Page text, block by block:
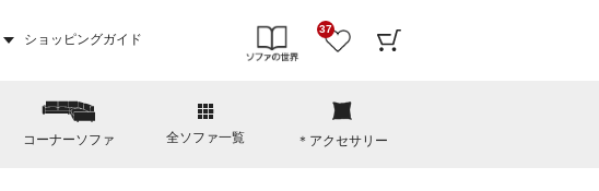
ショッピングガイド
37
コーナーソファ 全ソファ一覧 ＊アクセサリー